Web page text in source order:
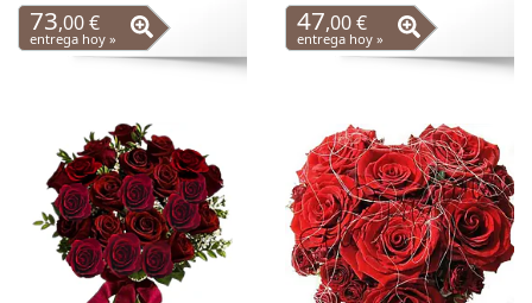
73,00 €
entrega hoy »
47,00 €
entrega hoy »